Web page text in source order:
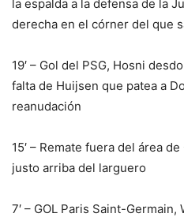
la espalda a la defensa de la
derecha en el córner del que
19′ – Gol del PSG, Hosni
falta de Huijsen que patea a
reanudación
15′ – Remate fuera del área
justo arriba del larguero
7′ – GOL Paris Saint-